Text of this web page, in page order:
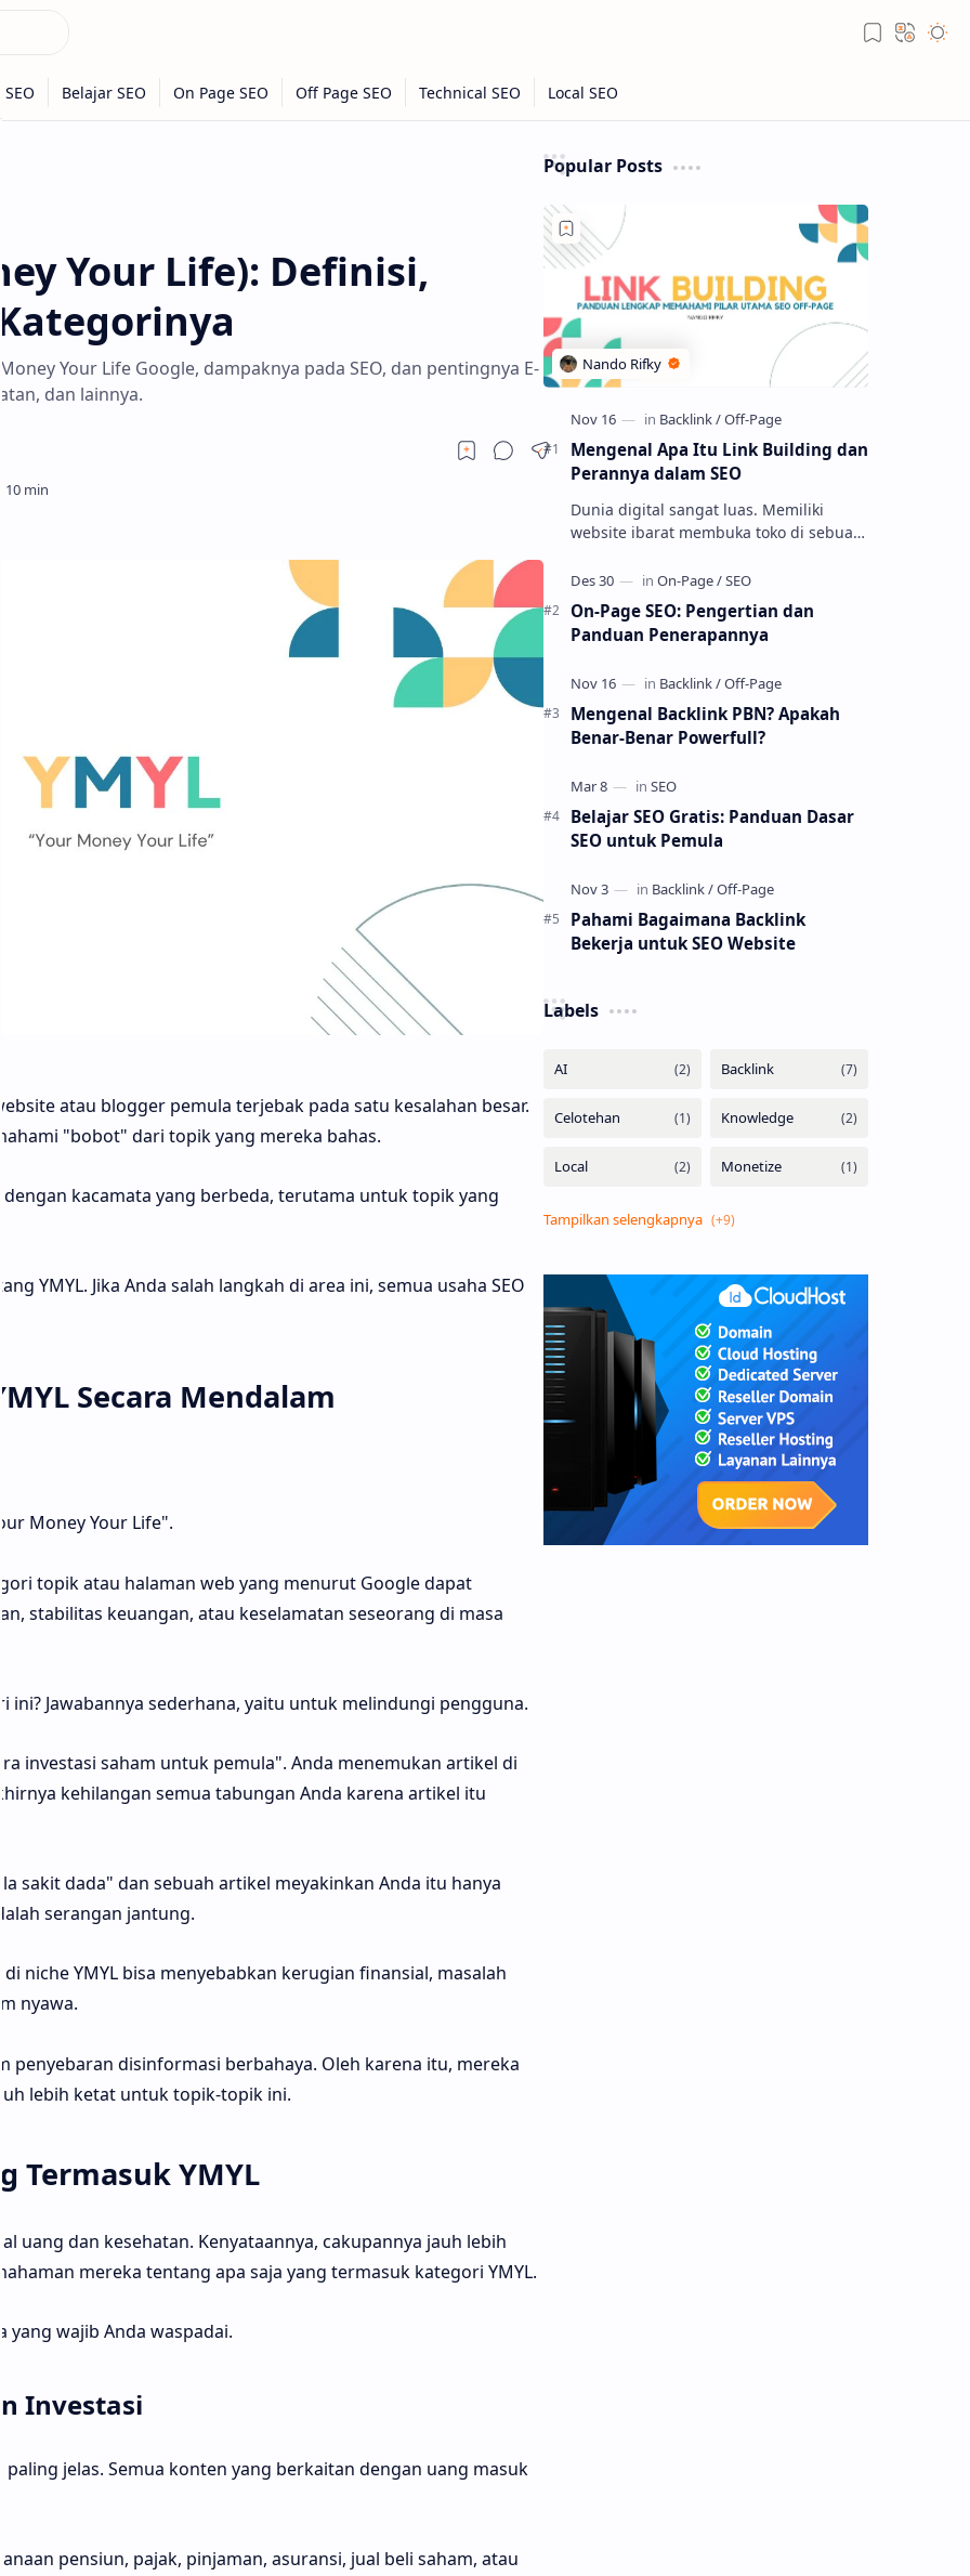
Your Life): Definisi,
Your Life Google, dampaknya pada SEO, dan pentingnya E-
dan lainnya.
atau blogger pemula terjebak pada satu kesalahan besar.
"bobot" dari topik yang mereka bahas.
dengan kacamata yang berbeda, terutama untuk topik yang
YMYL. Jika Anda salah langkah di area ini, semua usaha SEO
Secara Mendalam
Money Your Life".
topik atau halaman web yang menurut Google dapat
stabilitas keuangan, atau keselamatan seseorang di masa
ini? Jawabannya sederhana, yaitu untuk melindungi pengguna.
investasi saham untuk pemula". Anda menemukan artikel di
kehilangan semua tabungan Anda karena artikel itu
sakit dada" dan sebuah artikel meyakinkan Anda itu hanya
serangan jantung.
niche YMYL bisa menyebabkan kerugian finansial, masalah
nyawa.
penyebaran disinformasi berbahaya. Oleh karena itu, mereka
lebih ketat untuk topik-topik ini.
Termasuk YMYL
uang dan kesehatan. Kenyataannya, cakupannya jauh lebih
mereka tentang apa saja yang termasuk kategori YMYL.
yang wajib Anda waspadai.
Investasi
paling jelas. Semua konten yang berkaitan dengan uang masuk
pensiun, pajak, pinjaman, asuransi, jual beli saham, atau
Popular Posts
Mengenal Apa Itu Link Building dan
Perannya dalam SEO
Dunia digital sangat luas. Memiliki
website ibarat membuka toko di sebuah
orang menemukannya? Salah satu
jawaba…
On-Page SEO: Pengertian dan
Panduan Penerapannya
Mengenal Backlink PBN? Apakah
Benar-Benar Powerfull?
Belajar SEO Gratis: Panduan Dasar
SEO untuk Pemula
Pahami Bagaimana Backlink
Bekerja untuk SEO Website
Labels